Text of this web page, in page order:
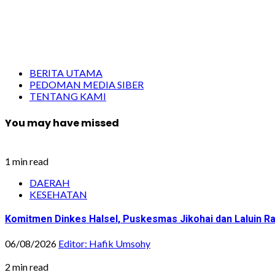
BERITA UTAMA
PEDOMAN MEDIA SIBER
TENTANG KAMI
You may have missed
1 min read
DAERAH
KESEHATAN
Komitmen Dinkes Halsel, Puskesmas Jikohai dan Laluin
06/08/2026 Editor: Hafik Umsohy
2 min read